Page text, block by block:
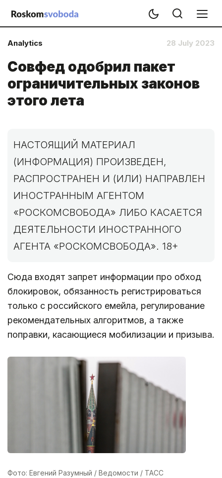
Analytics 28 July 2023
Совфед одобрил пакет
ограничительных законов
этого лета
НАСТОЯЩИЙ МАТЕРИАЛ
(ИНФОРМАЦИЯ) ПРОИЗВЕДЕН,
РАСПРОСТРАНЕН И (ИЛИ) НАПРАВЛЕН
ИНОСТРАННЫМ АГЕНТОМ
«РОСКОМСВОБОДА» ЛИБО КАСАЕТСЯ
ДЕЯТЕЛЬНОСТИ ИНОСТРАННОГО
АГЕНТА «РОСКОМСВОБОДА». 18+
Сюда входят запрет информации про обход
блокировок, обязанность регистрироваться
только с российского емейла, регулирование
рекомендательных алгоритмов, а также
поправки, касающиеся мобилизации и призыва.
Фото: Евгений Разумный / Ведомости / ТАСС